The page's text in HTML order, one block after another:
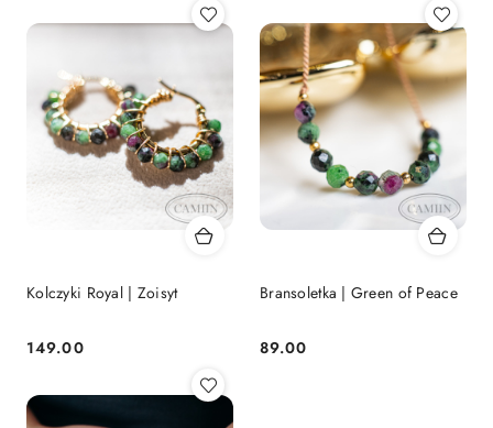
Kolczyki Royal | Zoisyt
Cena:
149.00
Bransoletka | Green of Peace
Cena:
89.00